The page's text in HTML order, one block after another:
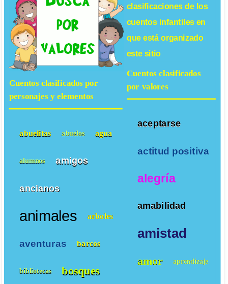
clasificaciones de los
cuentos infantilesen
que está organizado
este sitio
Cuentos clasificados
por valores
aceptarse
actitud positiva
alegría
amabilidad
amistad
amor aprendizaje
Cuentos clasificados por
personajes y elementos
abuelitas abuelos agua
alumnos amigos
ancianos
animales arboles
aventuras barcos
bibliotecas bosques